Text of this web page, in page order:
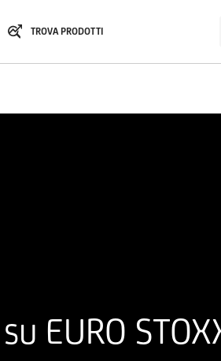
TROVA PRODOTTI
EURO